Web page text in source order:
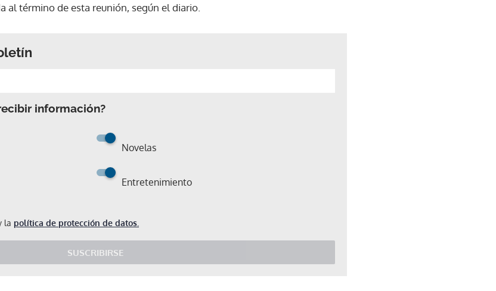
al término de esta reunión, según el diario.
información?
Novelas
Entretenimiento
la política de protección de datos.
SUSCRIBIRSE